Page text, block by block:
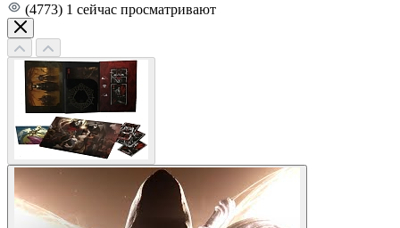
(4773) 1 сейчас просматривают